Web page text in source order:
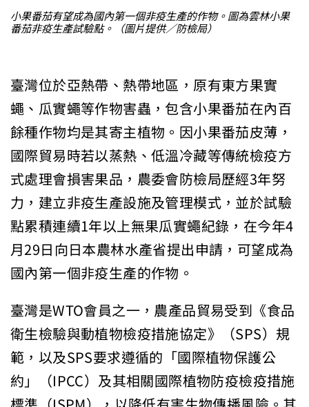
小果番茄有望成為國內第一個非疫生產的作物。圖為雲林小果
番茄非疫生產試驗點。（圖片提供／防檢局）
臺灣位於亞熱帶、熱帶地區，原有東方果實
蠅、瓜實蠅等作物害蟲，包含小果番茄在內百
餘種作物均是其寄主植物。因小果番茄皮薄，
國際貿易時若以蒸熱、低溫冷藏等傳統檢疫方
式處理會損害果品，農委會防檢局歷經3年努
力，建立非疫生產設施及管理模式，並於試驗
點累積連續1年以上無果瓜實蠅紀錄，在今年4
月29日向日本農林水產省提出申請，可望成為
國內第一個非疫生產的作物。
臺灣是WTO會員之一，農產品貿易受到《食品
衛生檢驗與動植物檢疫措施協定》（SPS）規
範，以及SPS要求遵循的「國際植物保護公
約」（IPCC）及其相關國際植物防疫檢疫措施